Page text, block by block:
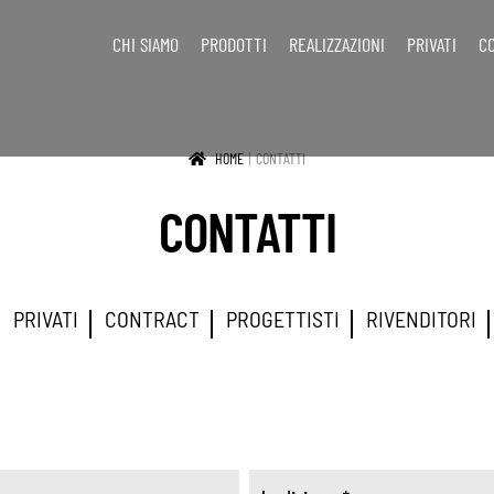
CHI SIAMO PRODOTTI REALIZZAZIONI PRIVATI
HOME CONTATTI
CONTATTI
PRIVATI CONTRACT PROGETTISTI RIVENDITORI